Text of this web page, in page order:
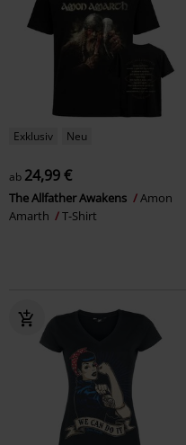
Exklusiv Neu
ab 24,99 €
The Allfather Awakens
Amon
Amarth
T-Shirt